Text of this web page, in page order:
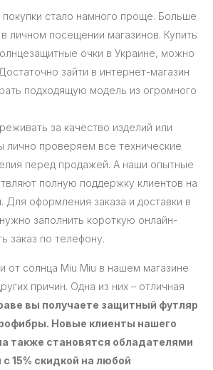
стало намного проще. Больше
личном посещении магазинов. Купить
очки в Украине, можно
зайти в интернет-магазин
подходящую модель из огромного
за качество изделий или
лично проверяем все технические
перед продажей. А наши опытные
полную поддержку клиентов на
Для оформления заказа и доставки в
заполнить короткую онлайн-
заказ по телефону.
от солнца Miu Miu в нашем магазине
причин. Одна из них – отличная
вы получаете защитный футляр
Новые клиенты нашего
также становятся обладателями
15% скидкой на любой